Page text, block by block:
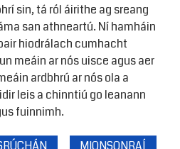
sin, tá ról áirithe ag sreang
san athneartú. Ní hamháin
hiodrálach cumhacht
meáin ar nós uisce agus aer
ardbhrú ar nós ola a
leis a chinntiú go leanann
fuinnimh.